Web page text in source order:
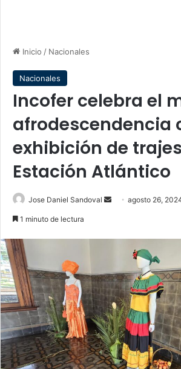
Inicio / Nacionales
Nacionales
Incofer celebra el
afrodescendencia
exhibición de
Estación Atlántico
Jose Daniel Sandoval
Sendagosto 26,
1 minuto de lectura